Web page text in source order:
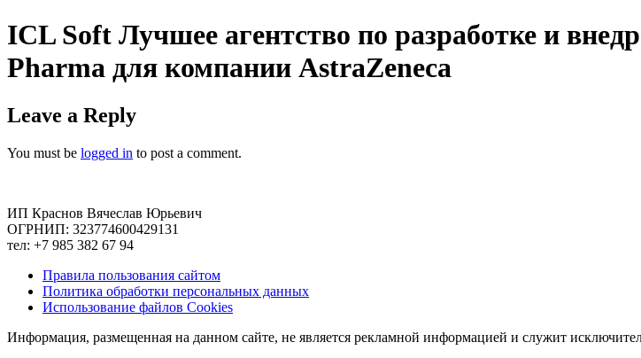
Skip
to
content
ICL Soft Лучшее агентство по разработке и
Pharma для компании AstraZeneca
Leave a Reply
You must be logged in to post a comment.
ИП Краснов Вячеслав Юрьевич
ОГРНИП: 323774600429131
тел: +7 985 382 67 94
Правила пользования сайтом
Политика обработки персональных данных
Использование файлов Cookies
Информация, размещенная на данном сайте, не является рекламной информацией и служит